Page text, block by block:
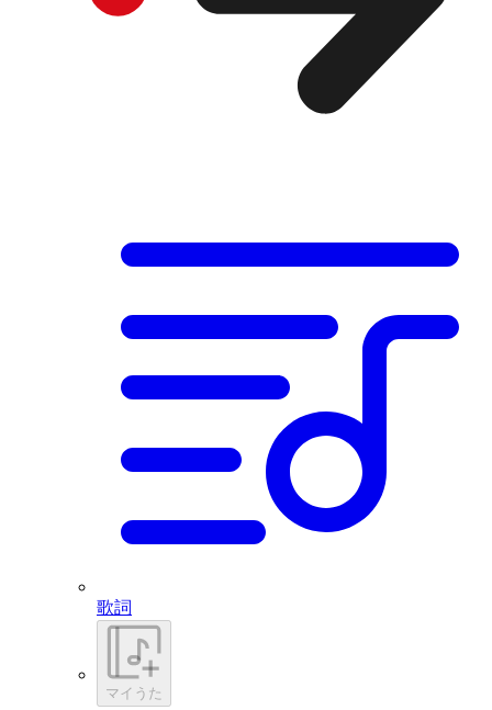
歌詞
マイうた